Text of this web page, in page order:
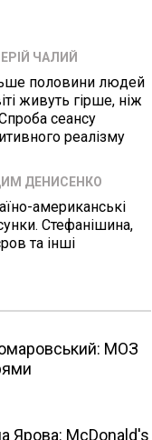
ЧАЛИЙ
половини людей
живуть гірше, ніж
сеансу
реалізму
ДЕНИСЕНКО
американські
Стефанішина,
та інші
МОЗ
Ярова: McDonald's